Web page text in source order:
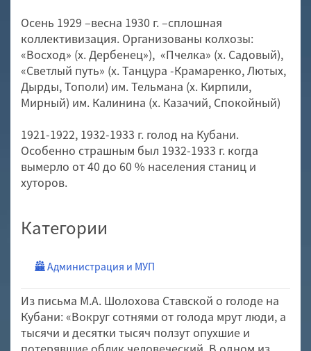
Осень 1929 –весна 1930 г. –сплошная
коллективизация. Организованы колхозы:
«Восход» (х. Дербенец»), «Пчелка» (х. Садовый),
«Светлый путь» (х. Танцура -Крамаренко, Лютых,
Дырды, Тополи) им. Тельмана (х. Кирпили,
Мирный) им. Калинина (х. Казачий, Спокойный)
1921-1922, 1932-1933 г. голод на Кубани.
Особенно страшным был 1932-1933 г. когда
вымерло от 40 до 60 % населения станиц и
хуторов.
Категории
Администрация и МУП
Из письма М.А. Шолохова Ставской о голоде на
Кубани: «Вокруг сотнями от голода мрут люди, а
тысячи и десятки тысяч ползут опухшие и